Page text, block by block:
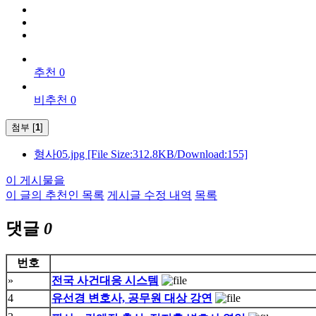
추천 0
비추천 0
첨부 [1]
형사05.jpg [File Size:312.8KB/Download:155]
이 게시물을
이 글의 추천인 목록 게시글 수정 내역 목록
댓글 0
번호
»
전국 사건대응 시스템
4
유선경 변호사, 공무원 대상 강연